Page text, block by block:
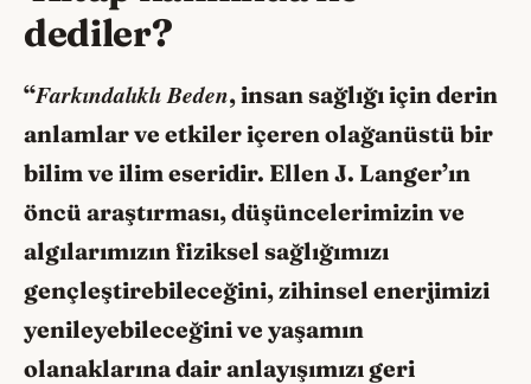
dediler?
“Farkındalıklı Beden, insan sağlığı için derin
anlamlar ve etkiler içeren olağanüstü bir
bilim ve ilim eseridir. Ellen J. Langer’ın
öncü araştırması, düşüncelerimizin ve
algılarımızın fiziksel sağlığımızı
gençleştirebileceğini, zihinsel enerjimizi
yenileyebileceğini ve yaşamın
olanaklarına dair anlayışımızı geri